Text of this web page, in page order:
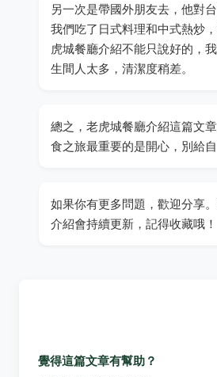
另一次是帶國外朋友去，他對台
我們吃了日式料理和中式熱炒
虎城餐廳介紹不能只說好的，
生間人太多，清潔度稍差。
總之，老虎城餐廳介紹這篇文
食之旅最重要的是開心，別給自
如果你有更多問題，歡迎分享
介紹會持續更新，記得收藏哦！
覺得這篇文章有幫助？